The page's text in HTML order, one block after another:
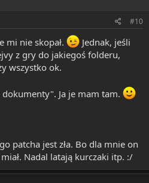
#10
mi nie skopał.
Jednak, jeśli
z gry do jakiegoś folderu,
wszystko ok.
Ja je mam tam.
patcha jest zła. Bo dla mnie on
Nadal latają kurczaki itp. :/